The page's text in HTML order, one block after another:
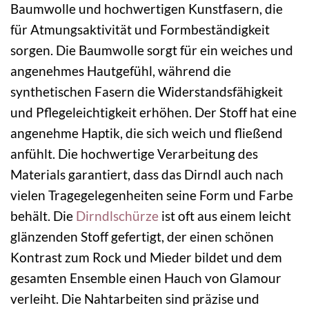
Baumwolle und hochwertigen Kunstfasern, die
für Atmungsaktivität und Formbeständigkeit
sorgen. Die Baumwolle sorgt für ein weiches und
angenehmes Hautgefühl, während die
synthetischen Fasern die Widerstandsfähigkeit
und Pflegeleichtigkeit erhöhen. Der Stoff hat eine
angenehme Haptik, die sich weich und fließend
anfühlt. Die hochwertige Verarbeitung des
Materials garantiert, dass das Dirndl auch nach
vielen Tragegelegenheiten seine Form und Farbe
behält. Die Dirndlschürze ist oft aus einem leicht
glänzenden Stoff gefertigt, der einen schönen
Kontrast zum Rock und Mieder bildet und dem
gesamten Ensemble einen Hauch von Glamour
verleiht. Die Nahtarbeiten sind präzise und